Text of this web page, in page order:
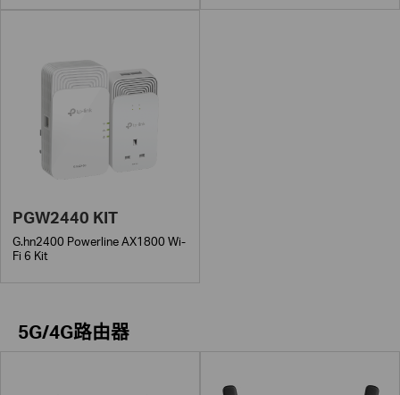
PGW2440 KIT
G.hn2400 Powerline AX1800 Wi-
Fi 6 Kit
5G/4G路由器